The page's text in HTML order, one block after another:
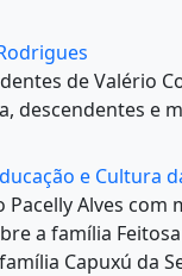
de Valério
descendentes e
e Cultura
Pacelly Alves com
a família
Capuxú da